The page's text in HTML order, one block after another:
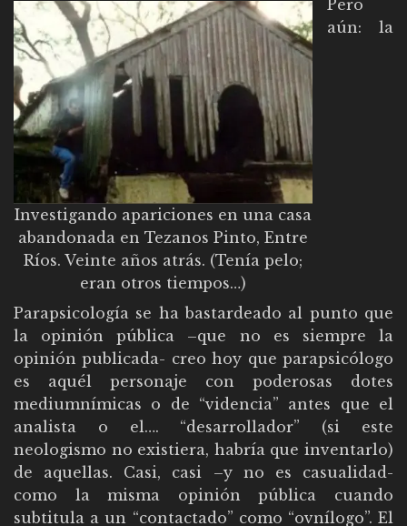
Investigando apariciones en una casa
abandonada en Tezanos Pinto, Entre
Ríos. Veinte años atrás. (Tenía pelo;
eran otros tiempos…)
Pero
aún: la
Parapsicología se ha bastardeado al punto que
la opinión pública –que no es siempre la
opinión publicada- creo hoy que parapsicólogo
es aquél personaje con poderosas dotes
mediumnímicas o de “videncia” antes que el
analista o el…. “desarrollador” (si este
neologismo no existiera, habría que inventarlo)
de aquellas. Casi, casi –y no es casualidad-
como la misma opinión pública cuando
subtitula a un “contactado” como “ovnílogo”. El